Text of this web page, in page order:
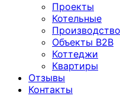
Проекты
Котельные
Производство
Объекты В2В
Коттеджи
Квартиры
Отзывы
Контакты